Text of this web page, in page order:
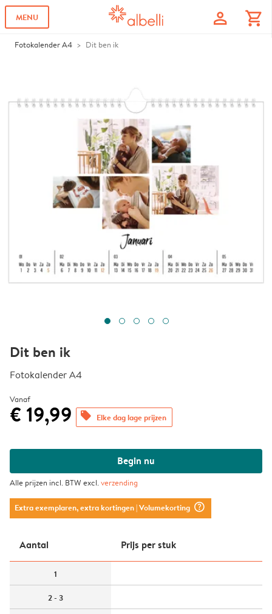
MENU profile shopping_cart
Fotokalender A4 Dit ben ik
Dit ben ik
Fotokalender A4
Vanaf
€ 19,99 offers Elke dag lage prijzen
Begin nu
Alle prijzen incl. BTW excl.verzending
Extra exemplaren, extra kortingen| Volumekorting question_mark_circle
Aantal Prijs per stuk
1
2 - 3